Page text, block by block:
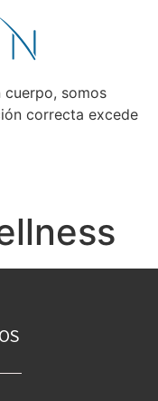
cuerpo, somos
correcta excede